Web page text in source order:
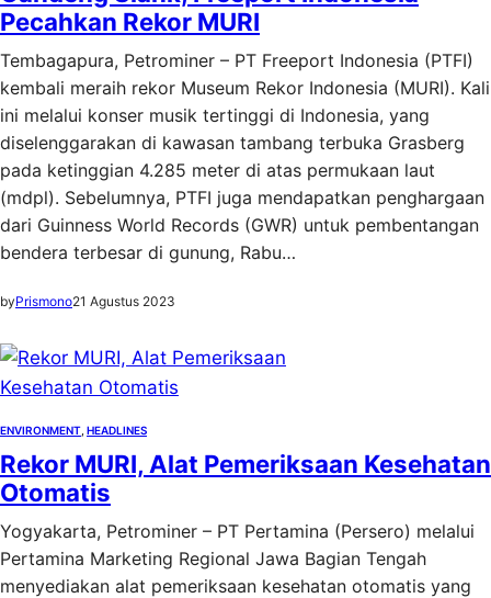
Pecahkan Rekor MURI
Tembagapura, Petrominer – PT Freeport Indonesia (PTFI)
kembali meraih rekor Museum Rekor Indonesia (MURI). Kali
ini melalui konser musik tertinggi di Indonesia, yang
diselenggarakan di kawasan tambang terbuka Grasberg
pada ketinggian 4.285 meter di atas permukaan laut
(mdpl). Sebelumnya, PTFI juga mendapatkan penghargaan
dari Guinness World Records (GWR) untuk pembentangan
bendera terbesar di gunung, Rabu…
byPrismono21 Agustus 2023
ENVIRONMENT HEADLINES
Rekor MURI, Alat Pemeriksaan Kesehatan
Otomatis
Yogyakarta, Petrominer – PT Pertamina (Persero) melalui
Pertamina Marketing Regional Jawa Bagian Tengah
menyediakan alat pemeriksaan kesehatan otomatis yang